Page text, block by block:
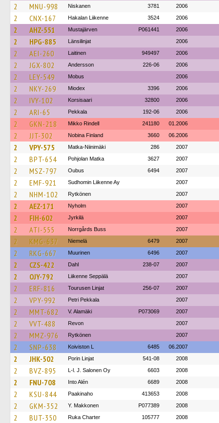
2 MNU-998 Niskanen 3781 2006
2 CNX-167 Hakalan Liikenne 3524 2006
2 AHZ-551 Mustajärven P061441 2006
2 HPG-885 Länsilinjat 2006
2 AEI-260 Laitinen 949497 2006
2 JGX-802 Andersson 226-06 2006
2 LEY-549 Mobus 2006
2 NKY-269 Miodex 3396 2006
2 IVY-102 Korsisaari 32800 2006
2 ARI-65 Pekkala 192-06 2006
2 GKN-218 Mikko Rindell 241180 01.2006
2 JJT-302 Nobina Finland 3660 06.2006
2 VPY-575 Matka-Niinimäki 286 2007
2 BPT-654 Pohjolan Matka 3627 2007
2 MSZ-797 Oubus 6494 2007
2 EMF-921 Sudhomin Liikenne Ay 2007
2 NHM-102 Rytkönen 2007
2 AEZ-171 Nyholm 2007
2 FIH-602 Jyrkilä 2007
2 ATI-555 Norrgårds Buss 2007
2 KMG-637 Niemelä 6479 2007
2 RKG-667 Muurinen 6496 2007
2 CZS-422 Dahl 238-07 2007
2 OJY-792 Liikenne Seppälä 2007
2 ERF-816 Tourusen Linjat 256-07 2007
2 VPY-992 Petri Pekkala 2007
2 MMT-682 V. Alamäki P073069 2007
2 VVT-488 Revon 2007
2 MMZ-976 Rytkönen 2007
2 SNP-638 Koiviston L 6485 06.2007
2 JHK-502 Porin Linjat 541-08 2008
2 BVZ-895 L-l. J. Salonen Oy 6603 2008
2 FNU-708 Into Alén 6689 2008
2 KSU-844 Paakinaho 413653 2008
2 GKM-352 Y. Makkonen P077389 2008
2 BUT-350 Ruka Charter 105777 2008